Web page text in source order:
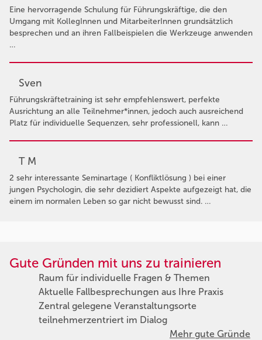
Eine hervorragende Schulung für Führungskräftige, die den
Umgang mit KollegInnen und MitarbeiterInnen grundsätzlich
besprechen und an ihren Fallbeispielen die Werkzeuge anwenden
…
Sven
Führungskräftetraining ist sehr empfehlenswert, perfekte
Ausrichtung an alle Teilnehmer*innen, jedoch auch ausreichend
Platz für individuelle Sequenzen, sehr professionell, kann …
T M
2 sehr interessante Seminartage ( Konfliktlösung ) bei einer
jungen Psychologin, die sehr dezidiert Aspekte aufgezeigt hat, die
einem im normalen Leben so gar nicht bewusst sind. …
Gute Gründen mit uns zu trainieren
Raum für individuelle Fragen & Themen
Aktuelle Fallbesprechungen aus Ihre Praxis
Zentral gelegene Veranstaltungsorte
teilnehmerzentriert im Dialog
Mehr gute Gründe